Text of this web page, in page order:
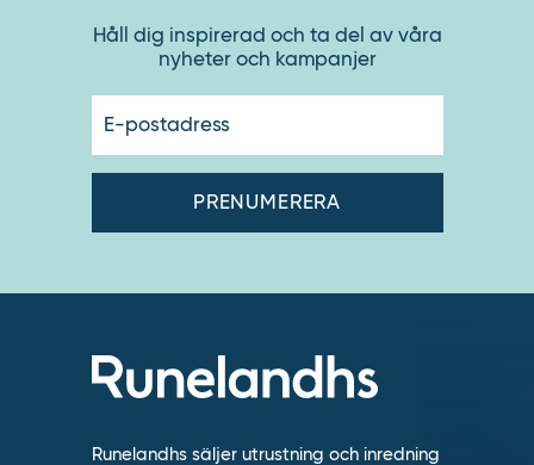
Håll dig inspirerad och ta del av våra
nyheter och kampanjer
Runelandhs säljer utrustning och inredning